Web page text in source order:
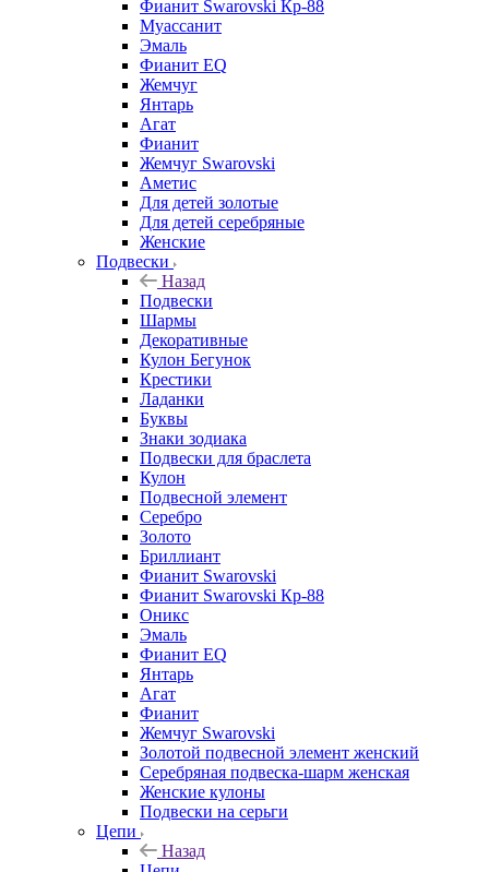
Фианит Swarovski Кр-88
Муассанит
Эмаль
Фианит EQ
Жемчуг
Янтарь
Агат
Фианит
Жемчуг Swarovski
Аметис
Для детей золотые
Для детей серебряные
Женские
Подвески
Назад
Подвески
Шармы
Декоративные
Кулон Бегунок
Крестики
Ладанки
Буквы
Знаки зодиака
Подвески для браслета
Кулон
Подвесной элемент
Серебро
Золото
Бриллиант
Фианит Swarovski
Фианит Swarovski Кр-88
Оникс
Эмаль
Фианит EQ
Янтарь
Агат
Фианит
Жемчуг Swarovski
Золотой подвесной элемент женcкий
Серебряная подвеска-шарм женская
Женские кулоны
Подвески на серьги
Цепи
Назад